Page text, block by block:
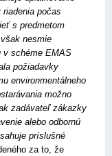
počas
s predmetom
nesmie
v schéme EMAS
požiadavky
environmentálneho
možno
zadávateľ zákazky
alebo odbornú
príslušné
za to, že